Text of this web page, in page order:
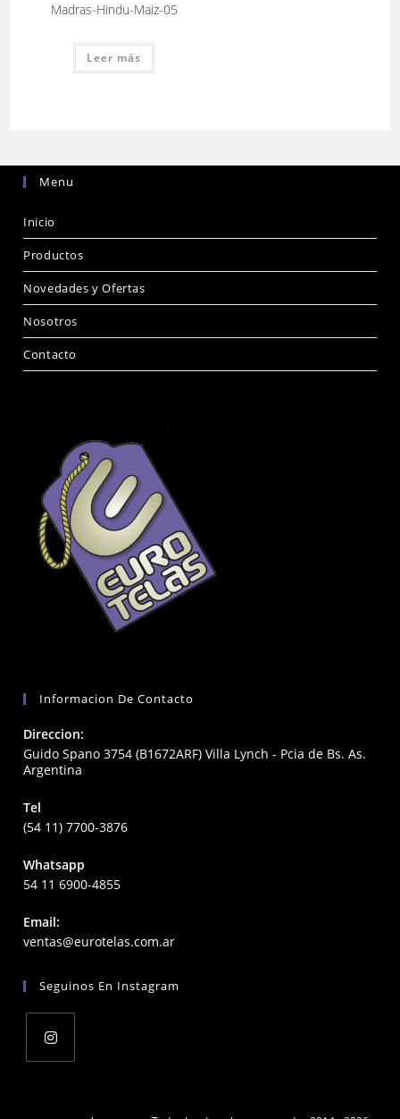
Madras-Hindu-Maiz-05
Leer más
Menu
Inicio
Productos
Novedades y Ofertas
Nosotros
Contacto
Informacion De Contacto
Direccion:
Guido Spano 3754 (B1672ARF) Villa Lynch - Pcia de Bs. As.
Argentina
Tel
(54 11) 7700-3876
Whatsapp
54 11 6900-4855
Email:
ventas@eurotelas.com.arOpens
application
Seguinos En Instagram